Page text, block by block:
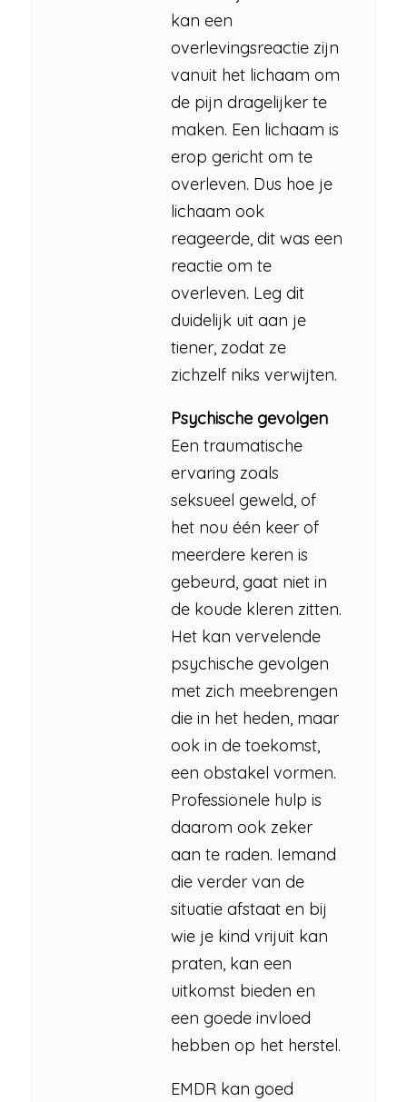
kan een
overlevingsreactie zijn
vanuit het lichaam om
de pijn dragelijker te
maken. Een lichaam is
erop gericht om te
overleven. Dus hoe je
lichaam ook
reageerde, dit was een
reactie om te
overleven. Leg dit
duidelijk uit aan je
tiener, zodat ze
zichzelf niks verwijten.
Psychische gevolgen
Een traumatische
ervaring zoals
seksueel geweld, of
het nou één keer of
meerdere keren is
gebeurd, gaat niet in
de koude kleren zitten.
Het kan vervelende
psychische gevolgen
met zich meebrengen
die in het heden, maar
ook in de toekomst,
een obstakel vormen.
Professionele hulp is
daarom ook zeker
aan te raden. Iemand
die verder van de
situatie afstaat en bij
wie je kind vrijuit kan
praten, kan een
uitkomst bieden en
een goede invloed
hebben op het herstel.
EMDR kan goed